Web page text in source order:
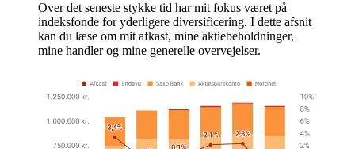
Over det seneste stykke tid har mit fokus været på
indeksfonde for yderligere diversificering. I dette afsnit
kan du læse om mit afkast, mine aktiebeholdninger,
mine handler og mine generelle overvejelser.